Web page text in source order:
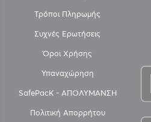
Τρόποι Πληρωμής
Συχνές Ερωτήσεις
Όροι Χρήσης
Υπαναχώρηση
SafePacK - ΑΠΟΛΥΜΑΝΣΗ
Πολιτική Απορρήτου